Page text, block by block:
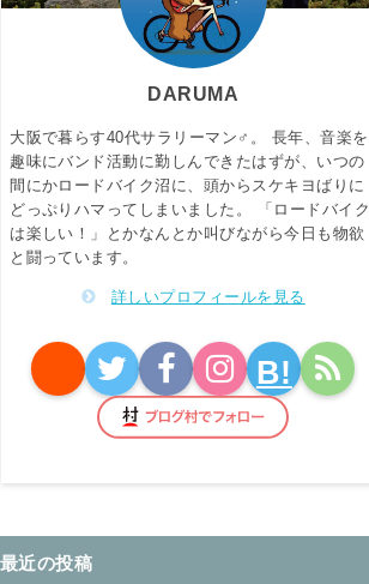
DARUMA
大阪で暮らす40代サラリーマン♂。 長年、音楽を
趣味にバンド活動に勤しんできたはずが、いつの
間にかロードバイク沼に、頭からスケキヨばりに
どっぷりハマってしまいました。 「ロードバイク
は楽しい！」とかなんとか叫びながら今日も物欲
と闘っています。
詳しいプロフィールを見る
B!
最近の投稿